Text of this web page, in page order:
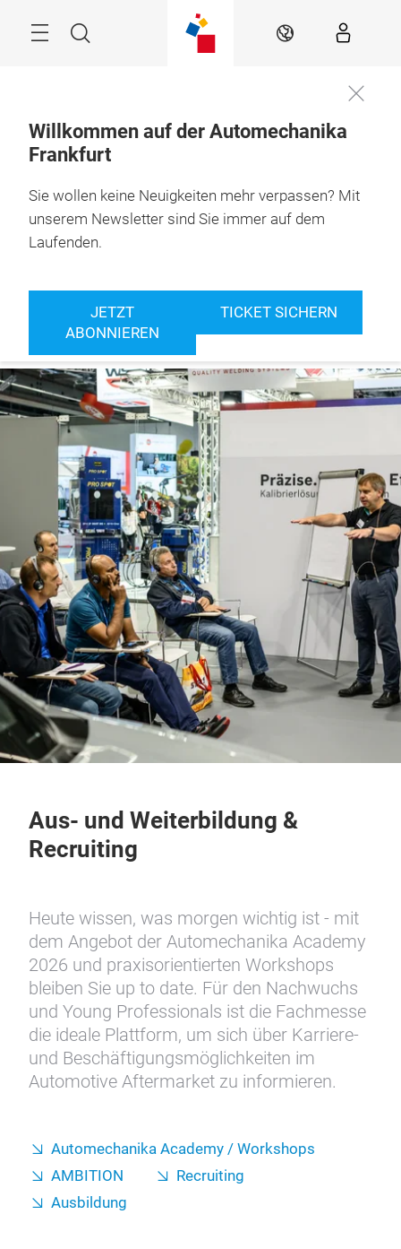
Suche DE
Willkommen auf der Automechanika
Frankfurt
Sie wollen keine Neuigkeiten mehr verpassen? Mit
unserem Newsletter sind Sie immer auf dem
Laufenden.
JETZT
ABONNIEREN
TICKET SICHERN
Frankfurt am Main
Aus- und Weiterbildung &
Heute wissen, was morgen wichtig ist - mit
dem Angebot der Automechanika Academy
2026 und praxisorientierten Workshops
bleiben Sie up to date. Für den Nachwuchs
und Young Professionals ist die Fachmesse
die ideale Plattform, um sich über Karriere-
und Beschäftigungsmöglichkeiten im
Automechanika Academy / Workshops
AMBITION